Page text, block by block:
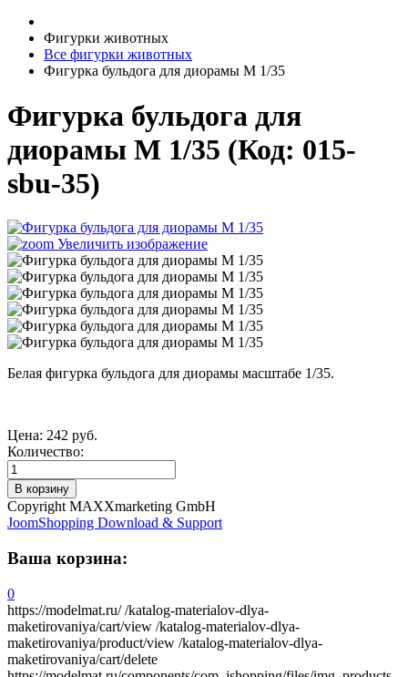
Фигурки животных
Все фигурки животных
Фигурка бульдога для диорамы М 1/35
Фигурка бульдога для
диорамы М 1/35 (Код: 015-
sbu-35)
Увеличить изображение
Белая фигурка бульдога для диорамы масштабе 1/35.
Цена: 242 руб.
Количество:
Copyright MAXXmarketing GmbH
JoomShopping Download & Support
Ваша корзина:
0
https://modelmat.ru/ /katalog-materialov-dlya-
maketirovaniya/cart/view /katalog-materialov-dlya-
maketirovaniya/product/view /katalog-materialov-dlya-
maketirovaniya/cart/delete